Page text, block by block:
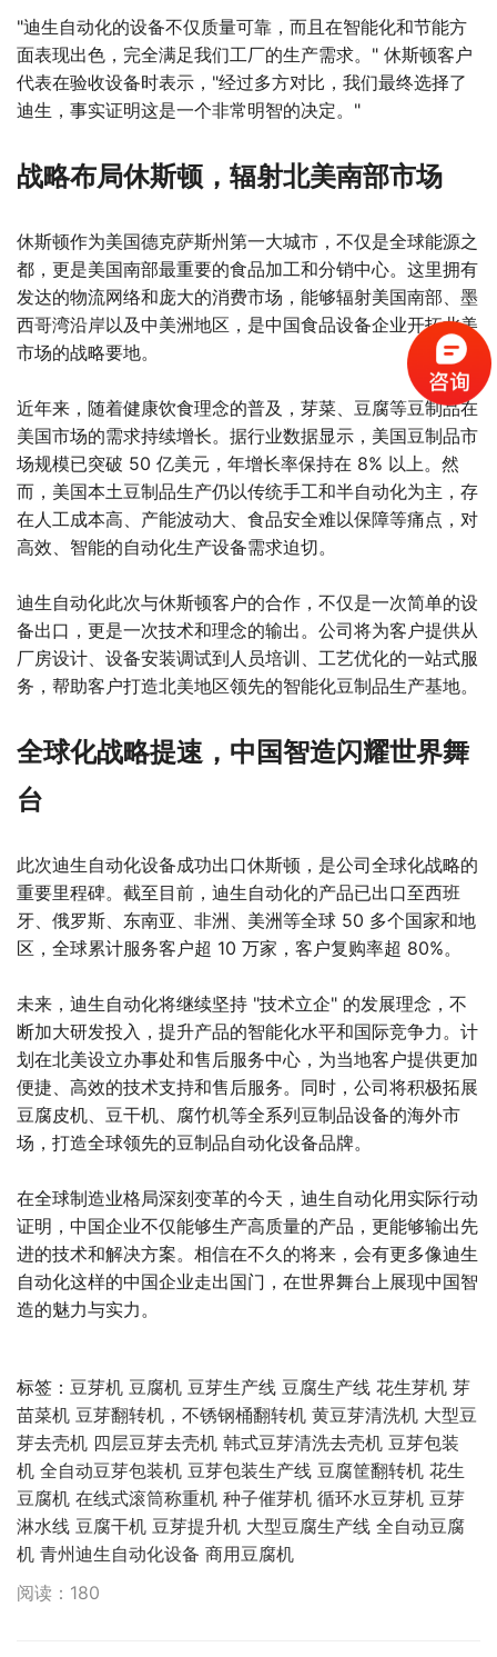
"迪生自动化的设备不仅质量可靠，而且在智能化和节能方
面表现出色，完全满足我们工厂的生产需求。" 休斯顿客户
代表在验收设备时表示，"经过多方对比，我们最终选择了
迪生，事实证明这是一个非常明智的决定。"
战略布局休斯顿，辐射北美南部市场
休斯顿作为美国德克萨斯州第一大城市，不仅是全球能源之
都，更是美国南部最重要的食品加工和分销中心。这里拥有
发达的物流网络和庞大的消费市场，能够辐射美国南部、墨
西哥湾沿岸以及中美洲地区，是中国食品设备企业开拓北美
市场的战略要地。
近年来，随着健康饮食理念的普及，芽菜、豆腐等豆制品在
美国市场的需求持续增长。据行业数据显示，美国豆制品市
场规模已突破 50 亿美元，年增长率保持在 8% 以上。然
而，美国本土豆制品生产仍以传统手工和半自动化为主，存
在人工成本高、产能波动大、食品安全难以保障等痛点，对
高效、智能的自动化生产设备需求迫切。
迪生自动化此次与休斯顿客户的合作，不仅是一次简单的设
备出口，更是一次技术和理念的输出。公司将为客户提供从
厂房设计、设备安装调试到人员培训、工艺优化的一站式服
务，帮助客户打造北美地区领先的智能化豆制品生产基地。
全球化战略提速，中国智造闪耀世界舞
台
此次迪生自动化设备成功出口休斯顿，是公司全球化战略的
重要里程碑。截至目前，迪生自动化的产品已出口至西班
牙、俄罗斯、东南亚、非洲、美洲等全球 50 多个国家和地
区，全球累计服务客户超 10 万家，客户复购率超 80%。
未来，迪生自动化将继续坚持 "技术立企" 的发展理念，不
断加大研发投入，提升产品的智能化水平和国际竞争力。计
划在北美设立办事处和售后服务中心，为当地客户提供更加
便捷、高效的技术支持和售后服务。同时，公司将积极拓展
豆腐皮机、豆干机、腐竹机等全系列豆制品设备的海外市
场，打造全球领先的豆制品自动化设备品牌。
在全球制造业格局深刻变革的今天，迪生自动化用实际行动
证明，中国企业不仅能够生产高质量的产品，更能够输出先
进的技术和解决方案。相信在不久的将来，会有更多像迪生
自动化这样的中国企业走出国门，在世界舞台上展现中国智
造的魅力与实力。
标签： 豆芽机 豆腐机 豆芽生产线 豆腐生产线 花生芽机 芽
苗菜机 豆芽翻转机，不锈钢桶翻转机 黄豆芽清洗机 大型豆
芽去壳机 四层豆芽去壳机 韩式豆芽清洗去壳机 豆芽包装
机 全自动豆芽包装机 豆芽包装生产线 豆腐筐翻转机 花生
豆腐机 在线式滚筒称重机 种子催芽机 循环水豆芽机 豆芽
淋水线 豆腐干机 豆芽提升机 大型豆腐生产线 全自动豆腐
机 青州迪生自动化设备 商用豆腐机
阅读：180